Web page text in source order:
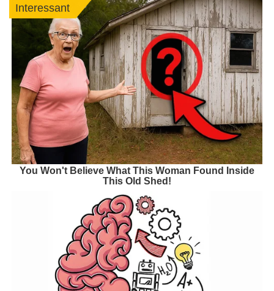
Interessant
You Won't Believe What This Woman Found Inside
This Old Shed!